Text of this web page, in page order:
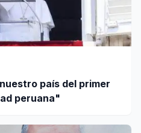
país del primer
peruana"